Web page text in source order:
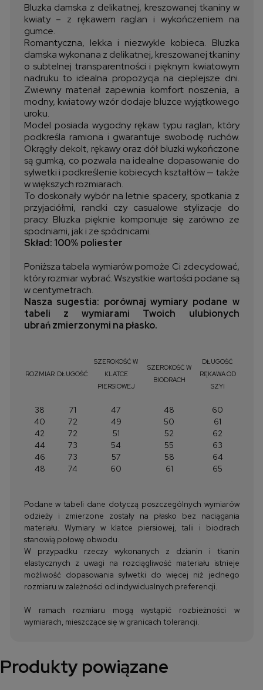
Bluzka damska z delikatnej, kreszowanej tkaniny w
kwiaty – z rękawem raglan i wykończeniem na
gumce.
Romantyczna, lekka i niezwykle kobieca. Bluzka
damska wykonana z delikatnej, kreszowanej tkaniny
o subtelnej transparentności i pięknym kwiatowym
nadruku to idealna propozycja na cieplejsze dni.
Zwiewny materiał zapewnia komfort noszenia, a
modny, kwiatowy wzór dodaje bluzce wyjątkowego
uroku.
Model posiada wygodny rękaw typu raglan, który
podkreśla ramiona i gwarantuje swobodę ruchów.
Okrągły dekolt, rękawy oraz dół bluzki wykończone
są gumką, co pozwala na idealne dopasowanie do
sylwetki i podkreślenie kobiecych kształtów — także
w większych rozmiarach.
To doskonały wybór na letnie spacery, spotkania z
przyjaciółmi, randki czy casualowe stylizacje do
pracy. Bluzka pięknie komponuje się zarówno ze
spodniami, jak i ze spódnicami.
Skład: 100% poliester
Poniższa tabela wymiarów pomoże Ci zdecydować,
który rozmiar wybrać. Wszystkie wartości podane są
w centymetrach.
Nasza sugestia: porównaj wymiary podane w
tabeli z wymiarami Twoich ulubionych
ubrań zmierzonymi na płasko.
ROZMIAR DŁUGOŚĆ
SZEROKOŚĆ W
KLATCE
PIERSIOWEJ
SZEROKOŚĆ W
BIODRACH
DŁUGOŚĆ
RĘKAWA OD
SZYI
38 71 47 48
60
40
72 49 50
61
42
72 51 52
62
44
73 54 55
63
46
73 57 58
64
48
74 60 61 65
Podane w tabeli dane dotyczą poszczególnych wymiarów
odzieży i zmierzone zostały na płasko bez naciągania
materiału. Wymiary w klatce piersiowej, talii i biodrach
stanowią połowę obwodu.
W przypadku rzeczy wykonanych z dzianin i tkanin
elastycznych z uwagi na rozciągliwość materiału istnieje
możliwość dopasowania sylwetki do więcej niż jednego
rozmiaru w zależności od indywidualnych preferencji.
W ramach rozmiaru mogą wystąpić rozbieżności w
wymiarach, mieszczące się w granicach tolerancji.
Produkty powiązane